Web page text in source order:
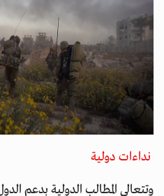
نداءات دولية
وتتعالى المطالب الدولية بدعم